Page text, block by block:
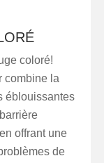
coloré!
combine la
éblouissantes
offrant une
de